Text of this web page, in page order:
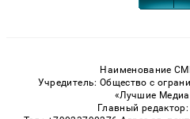
Наименование
Учредитель: Общество с
«Лучшие
Главный